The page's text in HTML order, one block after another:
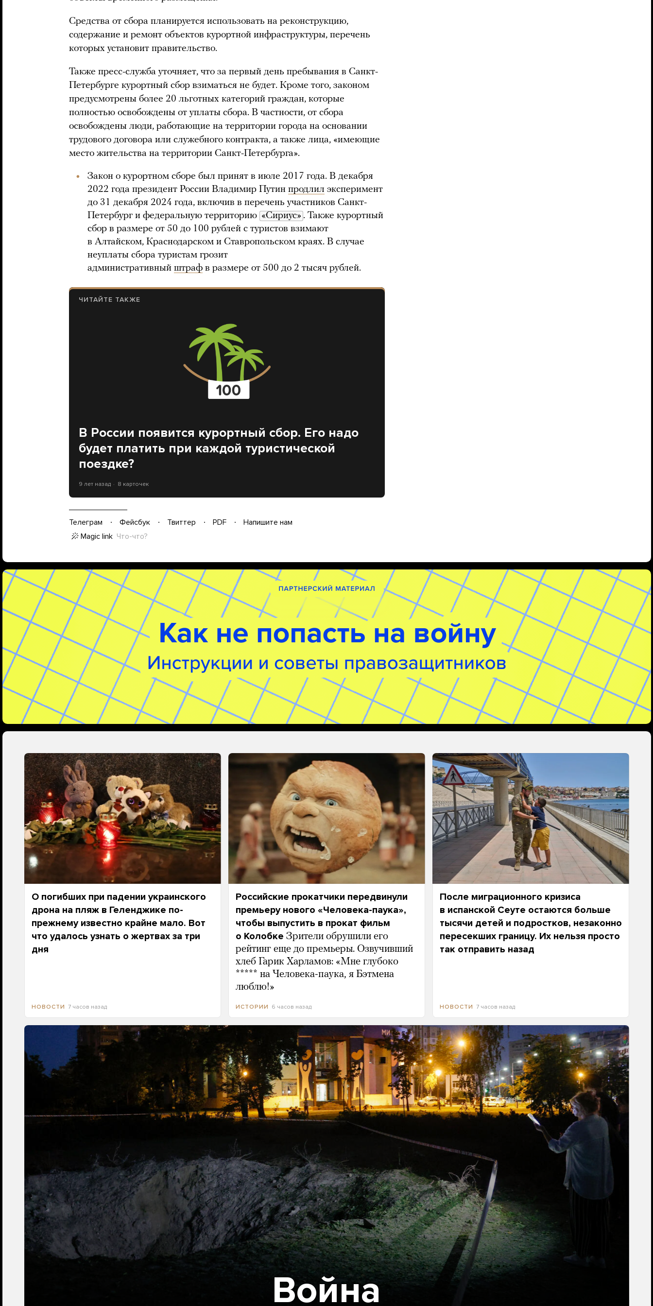
Средства от сбора планируется использовать на реконструкцию,
содержание и ремонт объектов курортной инфраструктуры, перечень
которых установит правительство.
Также пресс-служба уточняет, что за первый день пребывания в Санкт-
Петербурге курортный сбор взиматься не будет. Кроме того, законом
предусмотрены более 20 льготных категорий граждан, которые
полностью освобождены от уплаты сбора. В частности, от сбора
освобождены люди, работающие на территории города на основании
трудового договора или служебного контракта, а также лица, «имеющие
место жительства на территории Санкт-Петербурга».
Закон о курортном сборе был принят в июле 2017 года. В декабря
2022 года президент России Владимир Путин продлил эксперимент
до 31 декабря 2024 года, включив в перечень участников Санкт-
Петербург и федеральную территорию «Сириус» . Также курортный
сбор в размере от 50 до 100 рублей с туристов взимают
в Алтайском, Краснодарском и Ставропольском краях. В случае
неуплаты сбора туристам грозит
административный штраф в размере от 500 до 2 тысяч рублей.
ЧИТАЙТЕ ТАКЖЕ
В России появится курортный сбор. Его надо
будет платить при каждой туристической
поездке?
9 лет назад 8 карточек
Телеграм Фейсбук Твиттер PDF
Напишите нам
Magic link Что-что?
О погибших при падении украинского
дрона на пляж в Геленджике по-
прежнему известно крайне мало. Вот
что удалось узнать о жертвах за три
дня
НОВОСТИ 7 часов назад
Российские прокатчики передвинули
премьеру нового «Человека-паука»,
чтобы выпустить в прокат фильм
о Колобке Зрители обрушили его
рейтинг еще до премьеры. Озвучивший
хлеб Гарик Харламов: «Мне глубоко
***** на Человека-паука, я Бэтмена
люблю!»
ИСТОРИИ 6 часов назад
После миграционного кризиса
в испанской Сеуте остаются больше
тысячи детей и подростков, незаконно
пересекших границу. Их нельзя просто
так отправить назад
НОВОСТИ 7 часов назад
Война